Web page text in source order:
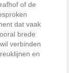
of de
dat vaak
brede
verbinden
en